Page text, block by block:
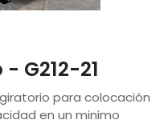
G212-21
para colocación
en un minimo